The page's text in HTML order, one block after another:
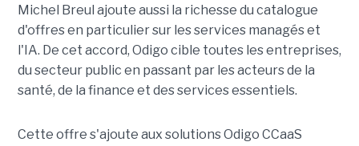
Michel Breul ajoute aussi la richesse du catalogue
d'offres en particulier sur les services managés et
l'IA. De cet accord, Odigo cible toutes les entreprises,
du secteur public en passant par les acteurs de la
santé, de la finance et des services essentiels.
Cette offre s'ajoute aux solutions Odigo CCaaS